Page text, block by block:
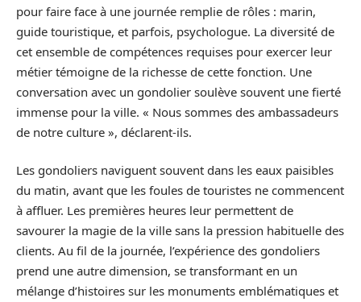
pour faire face à une journée remplie de rôles : marin,
guide touristique, et parfois, psychologue. La diversité de
cet ensemble de compétences requises pour exercer leur
métier témoigne de la richesse de cette fonction. Une
conversation avec un gondolier soulève souvent une fierté
immense pour la ville. « Nous sommes des ambassadeurs
de notre culture », déclarent-ils.
Les gondoliers naviguent souvent dans les eaux paisibles
du matin, avant que les foules de touristes ne commencent
à affluer. Les premières heures leur permettent de
savourer la magie de la ville sans la pression habituelle des
clients. Au fil de la journée, l’expérience des gondoliers
prend une autre dimension, se transformant en un
mélange d’histoires sur les monuments emblématiques et